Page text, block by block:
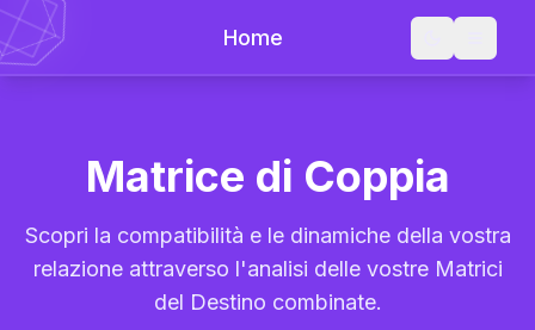
Home
Matrice di Coppia
Scopri la compatibilità e le dinamiche della vostra
relazione attraverso l'analisi delle vostre Matrici
del Destino combinate.